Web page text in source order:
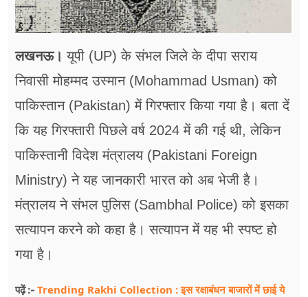
शिक्षा
अन्य खबरें
लखनऊ। यूपी (UP) के संभल जिले के दीपा सराय
निवासी मोहम्मद उस्मान (Mohammad Usman) को
पाकिस्तान (Pakistan) में गिरफ्तार किया गया है। बता दें
कि यह गिरफ्तारी पिछले वर्ष 2024 में की गई थी, लेकिन
पाकिस्तानी विदेश मंत्रालय (Pakistani Foreign
Ministry) ने यह जानकारी भारत को अब भेजी है।
मंत्रालय ने संभल पुलिस (Sambhal Police) को इसका
सत्यापन करने को कहा है। सत्यापन में यह भी स्पष्ट हो
गया है।
पढ़ें :- Trending Rakhi Collection : इस रक्षाबंधन बाजारों में छाई ये